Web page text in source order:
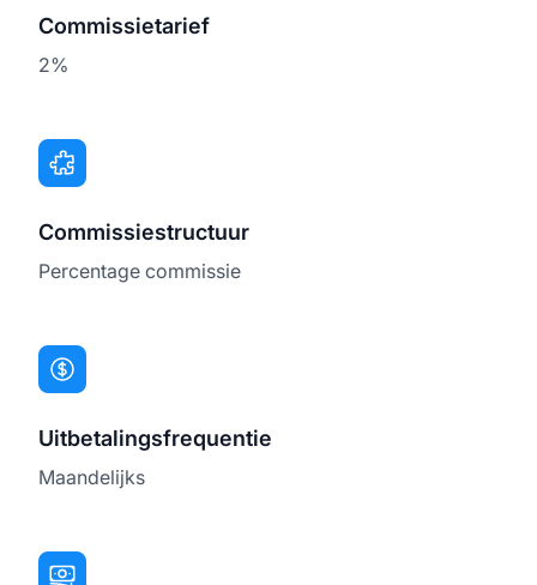
Commissietarief
2%
Commissiestructuur
Percentage commissie
Uitbetalingsfrequentie
Maandelijks